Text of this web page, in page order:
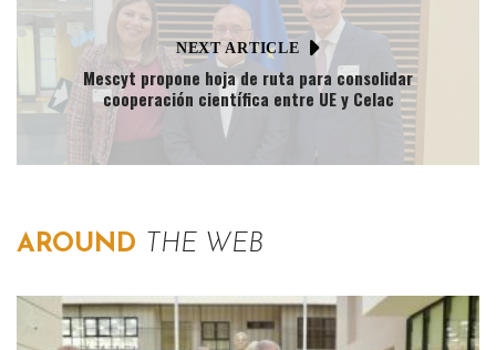
NEXT ARTICLE
Mescyt propone hoja de ruta para consolidar
cooperación científica entre UE y Celac
AROUND THE WEB